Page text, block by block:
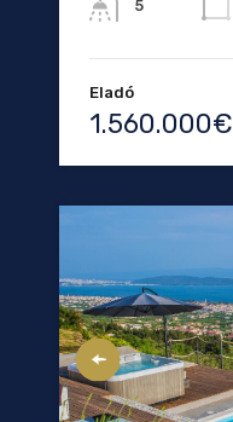
5
Eladó
1.560.000€